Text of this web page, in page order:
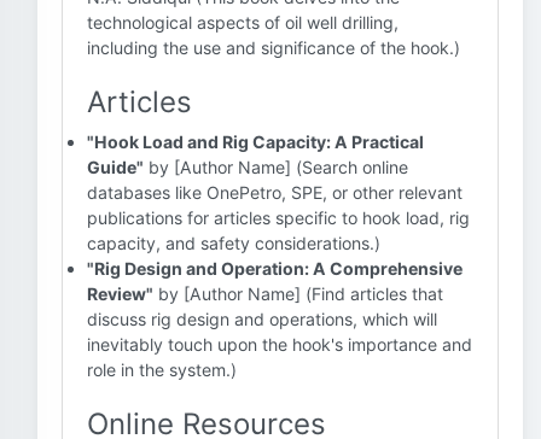
technological aspects of oil well drilling,
including the use and significance of the hook.)
Articles
"Hook Load and Rig Capacity: A Practical
Guide" by [Author Name] (Search online
databases like OnePetro, SPE, or other relevant
publications for articles specific to hook load, rig
capacity, and safety considerations.)
"Rig Design and Operation: A Comprehensive
Review" by [Author Name] (Find articles that
discuss rig design and operations, which will
inevitably touch upon the hook's importance and
role in the system.)
Online Resources